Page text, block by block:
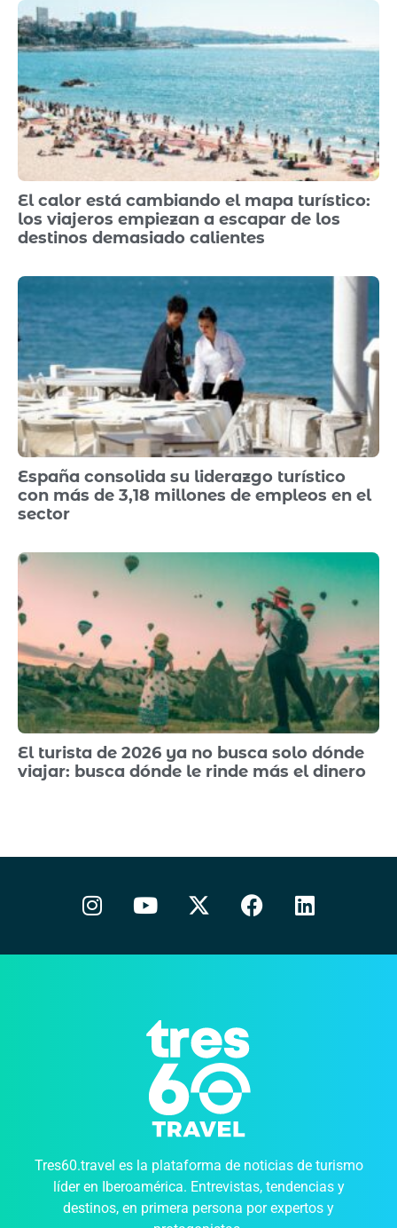
El calor está cambiando el mapa turístico:
los viajeros empiezan a escapar de los
destinos demasiado calientes
España consolida su liderazgo turístico
con más de 3,18 millones de empleos en el
sector
El turista de 2026 ya no busca solo dónde
viajar: busca dónde le rinde más el dinero
Tres60.travel es la plataforma de noticias de turismo
líder en Iberoamérica. Entrevistas, tendencias y
destinos, en primera persona por expertos y